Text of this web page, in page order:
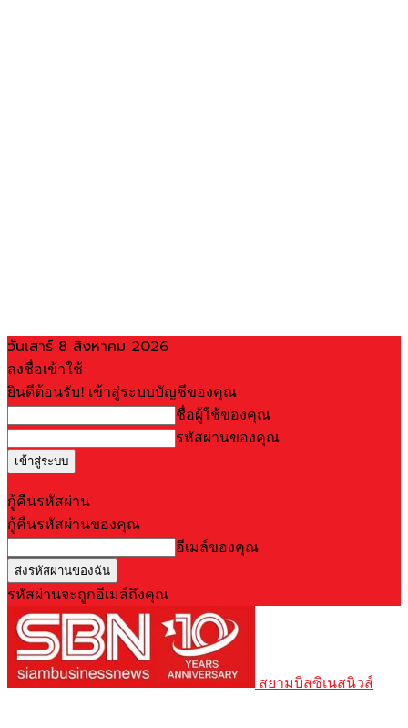
วันเสาร์ 8 สิงหาคม 2026
ลงชื่อเข้าใช้
ยินดีต้อนรับ! เข้าสู่ระบบบัญชีของคุณ
ชื่อผู้ใช้ของคุณ
รหัสผ่านของคุณ
กู้คืนรหัสผ่าน
กู้คืนรหัสผ่านของคุณ
อีเมล์ของคุณ
รหัสผ่านจะถูกอีเมล์ถึงคุณ
สยามบิสซิเนสนิวส์